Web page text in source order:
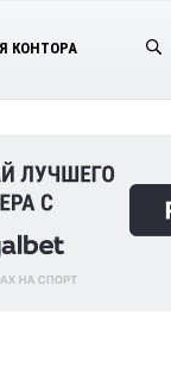
КОНТОРА